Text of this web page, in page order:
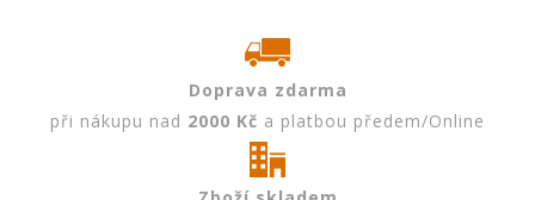
Doprava zdarma
při nákupu nad 2000 Kč a platbou předem/Online